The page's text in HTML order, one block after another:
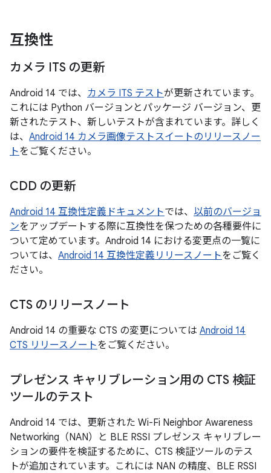
互換性
カメラ ITS の更新
Android 14 では、 カメラ ITS テストが更新されています。
これには Python バージョンとパッケージ バージョン、更
新されたテスト、新しいテストが含まれています。詳しく
は、 Android 14 カメラ画像テストスイートのリリースノー
トをご覧ください。
CDD の更新
Android 14 互換性定義ドキュメントでは、 以前のバージョ
ンをアップデートする際に互換性を保つための各種要件に
ついて定めています。Android 14 における変更点の一覧に
ついては、 Android 14 互換性定義リリースノートをご覧く
ださい。
CTS のリリースノート
Android 14 の重要な CTS の変更については Android 14
CTS リリースノートをご覧ください。
プレゼンス キャリブレーション用の CTS 検証
ツールのテスト
Android 14 では、更新された Wi-Fi Neighbor Awareness
Networking（NAN）と BLE RSSI プレゼンス キャリブレー
ションの要件を検証するために、CTS 検証ツールのテス
トが追加されています。これには NAN の精度、BLE RSSI